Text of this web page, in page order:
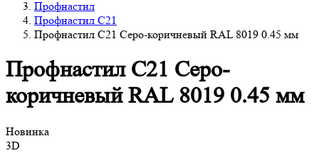
Профнастил
Профнастил С21
Профнастил С21 Серо-коричневый RAL 8019 0.45 мм
Профнастил С21 Серо-
коричневый RAL 8019 0.45 мм
Новинка
3D